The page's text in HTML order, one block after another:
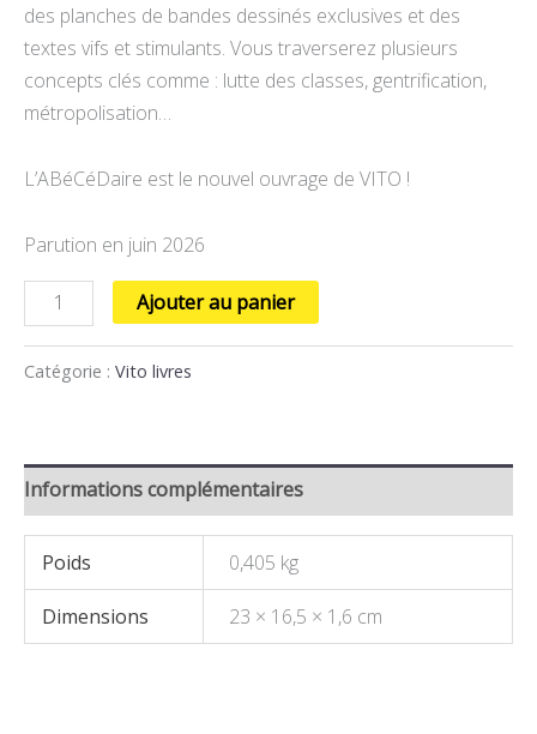
des planches de bandes dessinés exclusives et des
textes vifs et stimulants. Vous traverserez plusieurs
concepts clés comme : lutte des classes, gentrification,
métropolisation…
L’ABéCéDaire est le nouvel ouvrage de VITO !
Parution en juin 2026
Ajouter au panier
Catégorie : Vito livres
Informations complémentaires
Poids 0,405 kg
Dimensions 23 × 16,5 × 1,6 cm